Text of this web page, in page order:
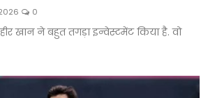
0
खान ने बहुत तगड़ा इन्वेस्टमेंट किया है. वो